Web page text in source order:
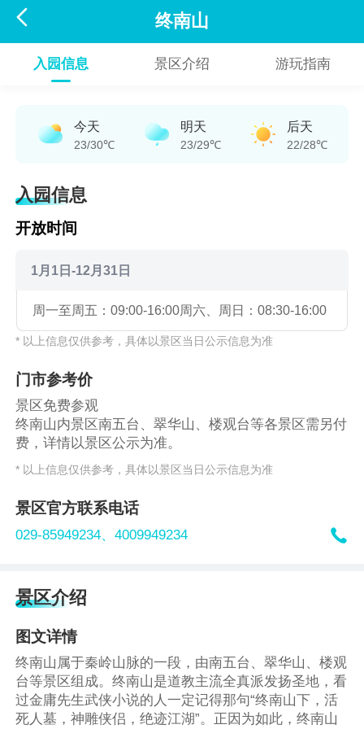
 终南山
入园信息 景区介绍 游玩指南
今天
23/30℃
明天
23/29℃
后天
22/28℃
入园信息
开放时间
1月1日-12月31日
周一至周五：09:00-16:00周六、周日：08:30-16:00
* 以上信息仅供参考，具体以景区当日公示信息为准
门市参考价
景区免费参观
终南山内景区南五台、翠华山、楼观台等各景区需另付
费，详情以景区公示为准。
* 以上信息仅供参考，具体以景区当日公示信息为准
景区官方联系电话
029-85949234、4009949234 
景区介绍
图文详情
终南山属于秦岭山脉的一段，由南五台、翠华山、楼观
台等景区组成。终南山是道教主流全真派发扬圣地，看
过金庸先生武侠小说的人一定记得那句“终南山下，活
死人墓，神雕侠侣，绝迹江湖”。正因为如此，终南山